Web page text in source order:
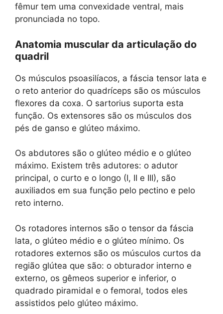
fêmur tem uma convexidade ventral, mais
pronunciada no topo.
Anatomia muscular da articulação do
quadril
Os músculos psoasilíacos, a fáscia tensor lata e
o reto anterior do quadríceps são os músculos
flexores da coxa. O sartorius suporta esta
função. Os extensores são os músculos dos
pés de ganso e glúteo máximo.
Os abdutores são o glúteo médio e o glúteo
máximo. Existem três adutores: o adutor
principal, o curto e o longo (I, II e III), são
auxiliados em sua função pelo pectino e pelo
reto interno.
Os rotadores internos são o tensor da fáscia
lata, o glúteo médio e o glúteo mínimo. Os
rotadores externos são os músculos curtos da
região glútea que são: o obturador interno e
externo, os gêmeos superior e inferior, o
quadrado piramidal e o femoral, todos eles
assistidos pelo glúteo máximo.